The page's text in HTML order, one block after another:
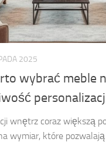
2025
wybrać meble
wnętrz coraz większą
wymiar, które pozwalają